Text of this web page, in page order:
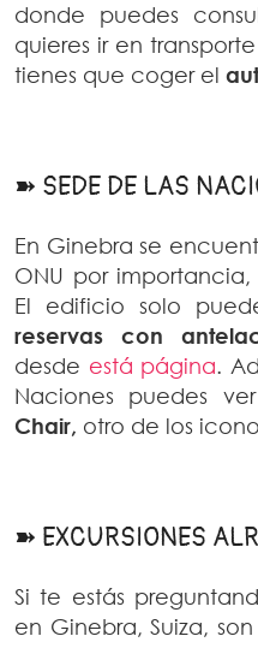
donde puedes
quieres ir en
tienes que coger el
➽ SEDE DE LAS
En Ginebra se
ONU por
El edificio solo
reservas con
desde está página.
Naciones puedes
Chair, otro de los
➽ EXCURSIONES
Si te estás
en Ginebra, Suiza,